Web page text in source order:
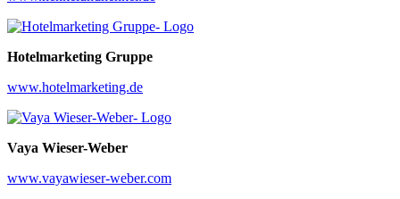
Hotelmarketing Gruppe
www.hotelmarketing.de
Vaya Wieser-Weber
www.vayawieser-weber.com